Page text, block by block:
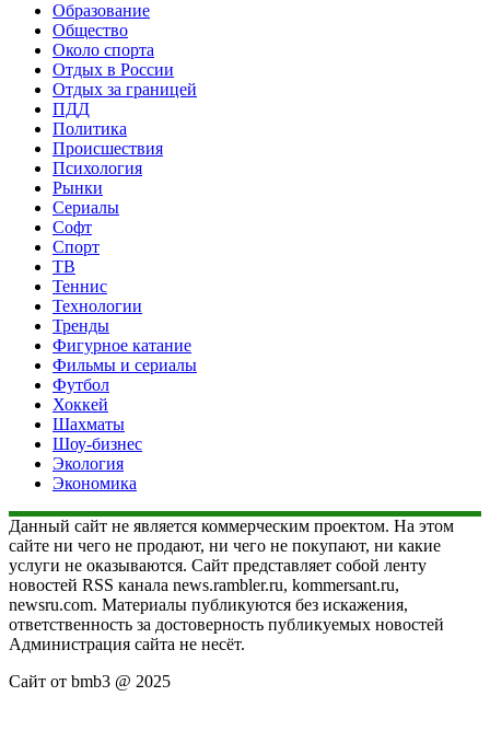
Образование
Общество
Около спорта
Отдых в России
Отдых за границей
ПДД
Политика
Происшествия
Психология
Рынки
Сериалы
Софт
Спорт
ТВ
Теннис
Технологии
Тренды
Фигурное катание
Фильмы и сериалы
Футбол
Хоккей
Шахматы
Шоу-бизнес
Экология
Экономика
Данный сайт не является коммерческим проектом. На этом
сайте ни чего не продают, ни чего не покупают, ни какие
услуги не оказываются. Сайт представляет собой ленту
новостей RSS канала news.rambler.ru, kommersant.ru,
newsru.com. Материалы публикуются без искажения,
ответственность за достоверность публикуемых новостей
Администрация сайта не несёт.
Сайт от bmb3 @ 2025